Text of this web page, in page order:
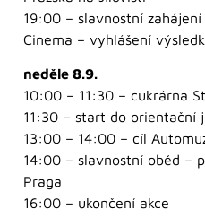
19:00 – slavnostní
Cinema – vyhlášení
neděle 8.9.
10:00 – 11:30 – cukrárna
11:30 – start do orientační
13:00 – 14:00 – cíl
14:00 – slavnostní oběd –
Praga
16:00 – ukončení akce